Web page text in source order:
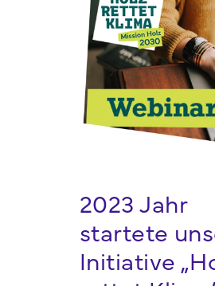
2023 Jahr
startete
Initiative